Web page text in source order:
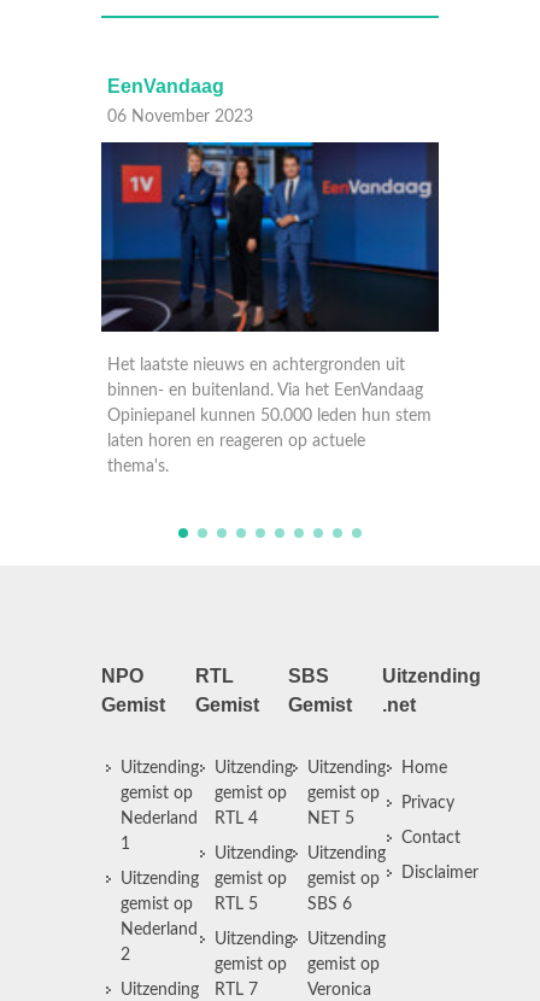
EenVandaag
04 November 2023
Het laatste nieuws en achtergronden uit
binnen- en buitenland. Via het EenVandaag
Opiniepanel kunnen 50.000 leden hun stem
laten horen en reageren op actuele
thema's.
NPO
Gemist
Uitzending
gemist op
Nederland
1
Uitzending
gemist op
Nederland
2
Uitzending
RTL
Gemist
Uitzending
gemist op
RTL 4
Uitzending
gemist op
RTL 5
Uitzending
gemist op
RTL 7
SBS
Gemist
Uitzending
gemist op
NET 5
Uitzending
gemist op
SBS 6
Uitzending
gemist op
Veronica
Uitzending
.net
Home
Privacy
Contact
Disclaimer